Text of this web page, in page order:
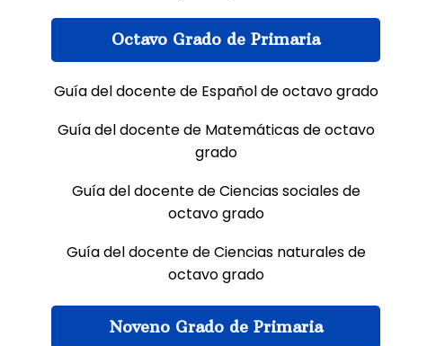
Octavo Grado de Primaria
Guía del docente de Español de octavo grado
Guía del docente de Matemáticas de octavo
grado
Guía del docente de Ciencias sociales de
octavo grado
Guía del docente de Ciencias naturales de
octavo grado
Noveno Grado de Primaria